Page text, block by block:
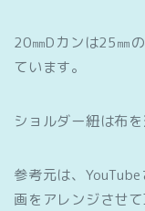
20㎜Dカンは25㎜
ています。
ショルダー紐は布
参考元は、
画をアレンジさせ